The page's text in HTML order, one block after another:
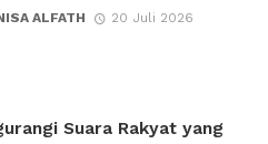
ALFATH 20 Juli 2026
Suara Rakyat yang